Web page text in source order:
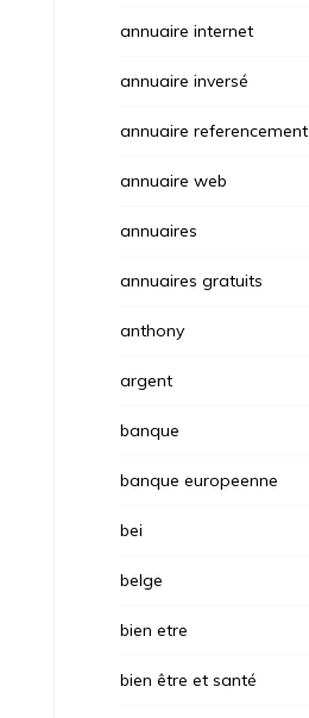
annuaire internet
annuaire inversé
annuaire referencement
annuaire web
annuaires
annuaires gratuits
anthony
argent
banque
banque europeenne
bei
belge
bien etre
bien être et santé